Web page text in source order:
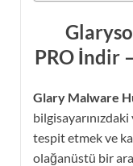
PRO İndir –
Glary Malware
tespit etmek ve
olağanüstü bir